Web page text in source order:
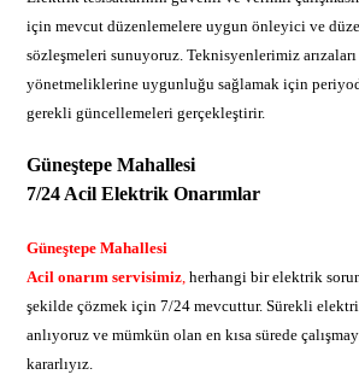
için mevcut düzenlemelere uygun önleyici ve
sözleşmeleri sunuyoruz. Teknisyenlerimiz
yönetmeliklerine uygunluğu sağlamak için
gerekli güncellemeleri gerçekleştirir.
Güneştepe Mahallesi
7/24 Acil Elektrik Onarımlar
Güneştepe Mahallesi
Acil onarım servisimiz, herhangi bir elektrik
şekilde çözmek için 7/24 mevcuttur. Sürekli
anlıyoruz ve mümkün olan en kısa sürede
kararlıyız.